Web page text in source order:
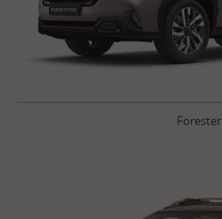
Forester